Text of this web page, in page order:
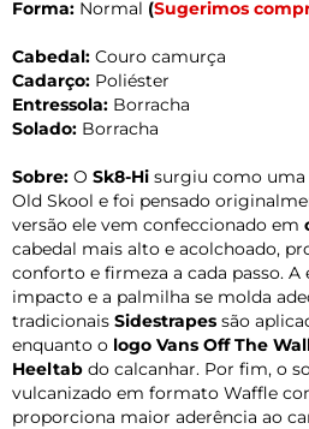
Forma: Normal (Sugerimos
Cabedal: Couro camurça
Cadarço: Poliéster
Entressola: Borracha
Solado: Borracha
Sobre: O Sk8-Hi surgiu como uma
Old Skool e foi pensado
versão ele vem confeccionado em
cabedal mais alto e acolchoado,
conforto e firmeza a cada passo. A
impacto e a palmilha se molda
tradicionais Sidestrapes são
enquanto o logo Vans Off The
Heeltab do calcanhar. Por fim, o
vulcanizado em formato Waffle
proporciona maior aderência ao